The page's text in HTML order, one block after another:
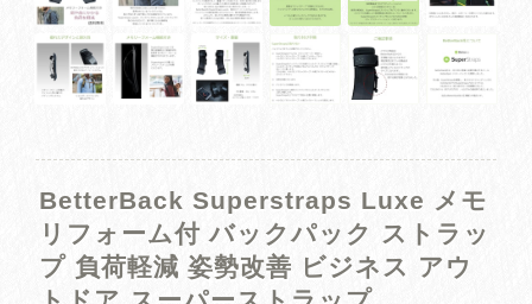
BetterBack Superstraps Luxe メモ
リフォーム付 バックパック ストラッ
プ 負荷軽減 姿勢改善 ビジネス アウ